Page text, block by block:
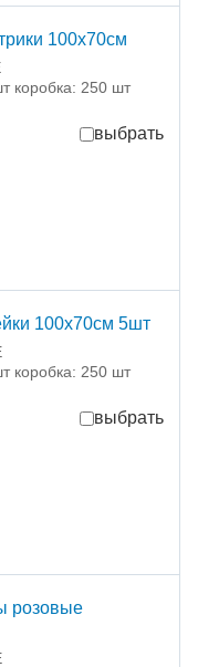
100х70см
коробка: 250 шт
выбрать
100х70см 5шт
коробка: 250 шт
выбрать
розовые